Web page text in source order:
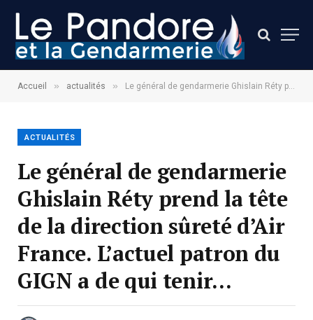
Accueil » actualités » Le général de gendarmerie Ghislain Réty prend la tête de la direction sûreté d’Air France. L’actuel patron du GIGN a de qui tenir…
ACTUALITÉS
Le général de gendarmerie
Ghislain Réty prend la tête
de la direction sûreté d’Air
France. L’actuel patron du
GIGN a de qui tenir…